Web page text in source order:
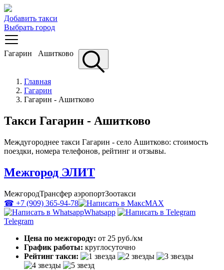
Добавить такси
Выбрать город
Гагарин Ашитково
Главная
Гагарин
Гагарин - Ашитково
Такси Гагарин - Ашитково
Междугороднее такси Гагарин - село Ашитково: стоимость
поездки, номера телефонов, рейтинг и отзывы.
Межгород ЭЛИТ
МежгородТрансфер аэропортЗоотакси
☎ +7 (909) 365-94-78
MAX
Whatsapp
Telegram
Цена по межгороду: от 25 руб./км
График работы: круглосуточно
Рейтинг такси: